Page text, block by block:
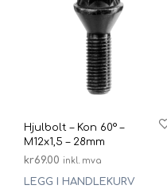
Hjulbolt – Kon 60° –
M12x1,5 – 28mm
kr69.00 inkl. mva
LEGG I HANDLEKURV